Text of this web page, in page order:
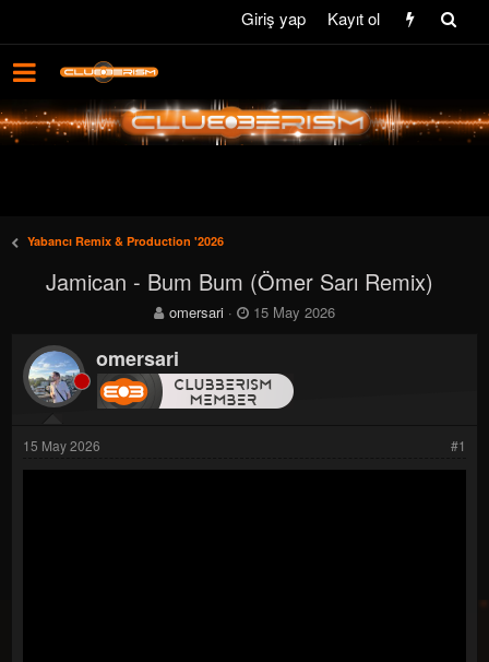
Giriş yap Kayıt ol
Yabancı Remix & Production '2026
Jamican - Bum Bum (Ömer Sarı Remix)
K
n
b
u
y
a
omersari
B
l
a
n
ç
15 May 2026
omersari
15 May 2026 #1